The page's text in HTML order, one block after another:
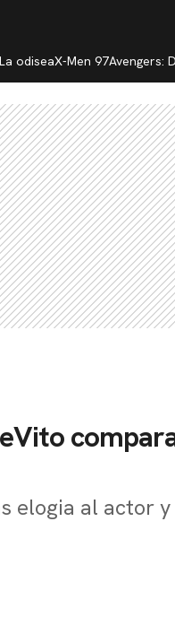
La odiseaX-Men 97Avengers:
elogia al actor